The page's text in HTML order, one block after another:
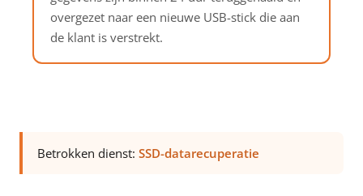
overgezet naar een nieuwe USB-stick die aan
de klant is verstrekt.
Betrokken dienst: SSD-datarecuperatie